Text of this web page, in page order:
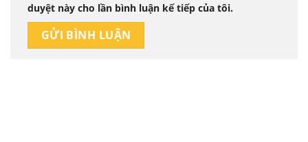
duyệt này cho lần bình luận kế tiếp của tôi.